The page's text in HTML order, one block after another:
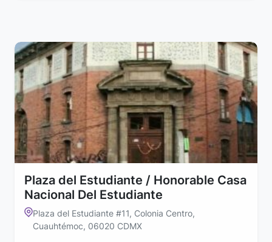
Plaza del Estudiante / Honorable Casa
Nacional Del Estudiante
Plaza del Estudiante #11, Colonia Centro,
Cuauhtémoc, 06020 CDMX